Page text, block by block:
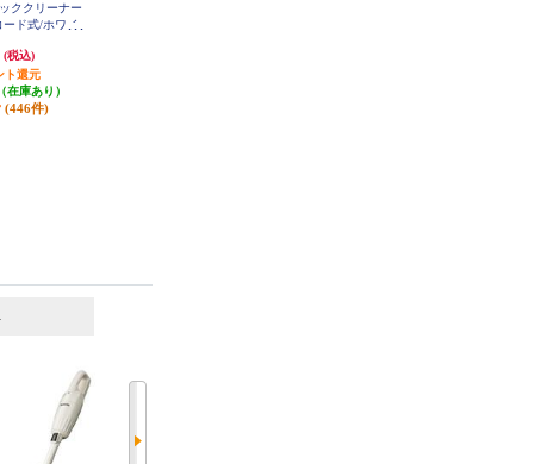
ククリーナー
ード式/ホワイ
(税込)
ト還元
在庫あり）
(446件)